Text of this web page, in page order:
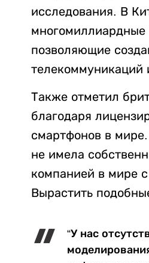
исследования. В
многомиллиардные
позволяющие
телекоммуникаций
Также отметил
благодаря
смартфонов в
не имела
компанией в мире
Вырастить
“У нас